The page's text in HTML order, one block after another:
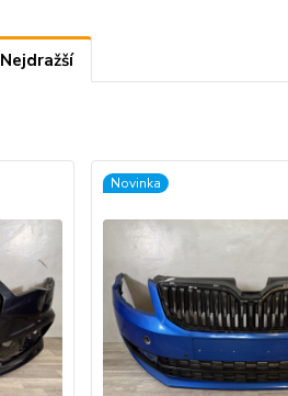
Nejdražší
Novinka